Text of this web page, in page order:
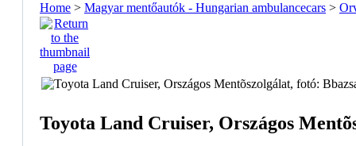
Home > Magyar mentőautók - Hungarian ambulancecars >
Toyota Land Cruiser, Országos